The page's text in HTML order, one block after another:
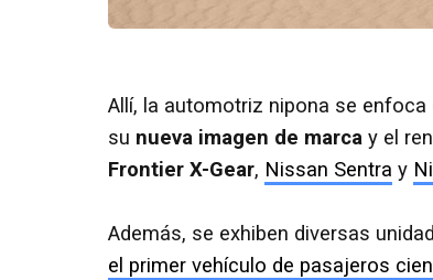
Allí, la automotriz nipona se
su nueva imagen de marca y el
Frontier X-Gear, Nissan Sentra y
Además, se exhiben diversas
el primer vehículo de pasajeros